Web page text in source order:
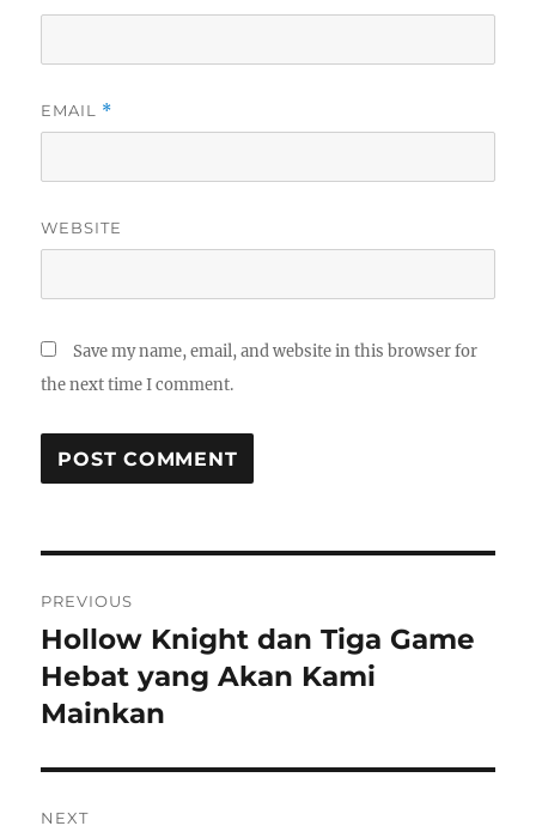
EMAIL *
WEBSITE
Save my name, email, and website in this browser for
the next time I comment.
navigation
PREVIOUS
Previous
post:
Hollow Knight dan Tiga Game
Hebat yang Akan Kami
Mainkan
NEXT